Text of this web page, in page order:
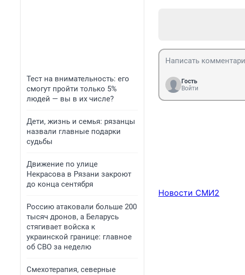
Тест на внимательность: его
смогут пройти только 5%
людей — вы в их числе?
Дети, жизнь и семья: рязанцы
назвали главные подарки
судьбы
Движение по улице
Некрасова в Рязани закроют
до конца сентября
Россию атаковали больше 200
тысяч дронов, а Беларусь
стягивает войска к
украинской границе: главное
об СВО за неделю
Смехотерапия, северные
Гость
Войти
Новости СМИ2